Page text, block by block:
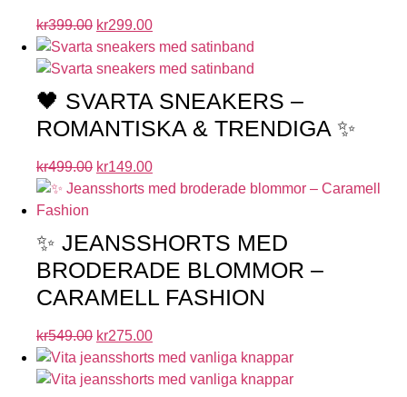
kr399.00 kr299.00
🖤 SVARTA SNEAKERS –
ROMANTISKA & TRENDIGA ✨
kr499.00 kr149.00
✨ JEANSSHORTS MED
BRODERADE BLOMMOR –
CARAMELL FASHION
kr549.00 kr275.00